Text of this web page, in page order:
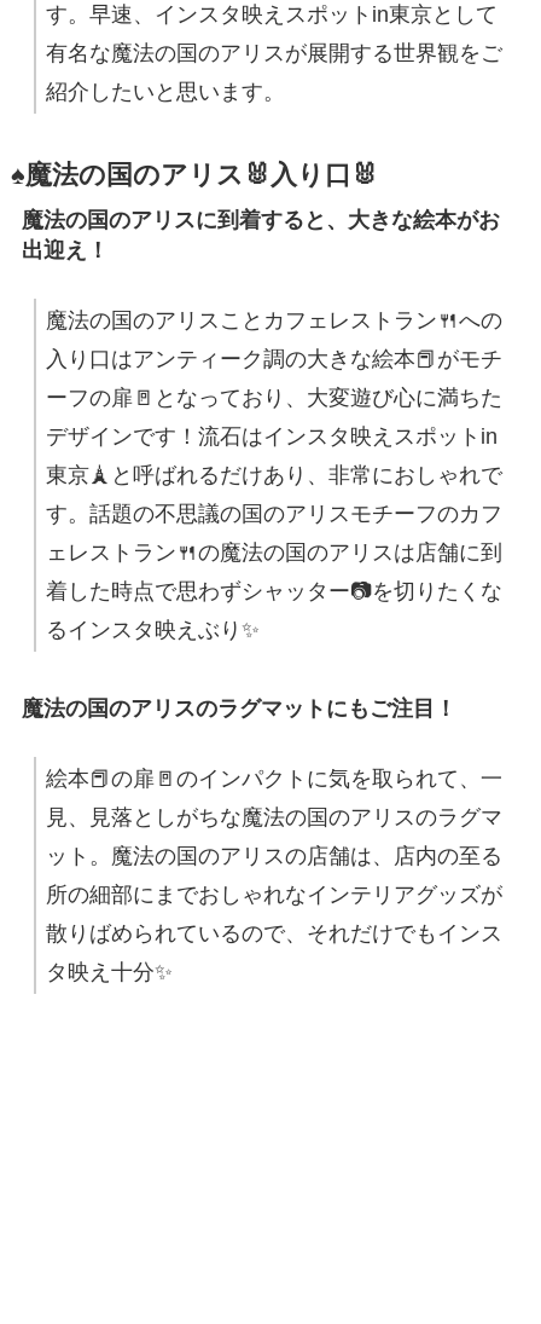
す。早速、インスタ映えスポットin東京として
有名な魔法の国のアリスが展開する世界観をご
紹介したいと思います。
♠魔法の国のアリス🐰入り口🐰
魔法の国のアリスに到着すると、大きな絵本がお
出迎え！
魔法の国のアリスことカフェレストラン🍴への
入り口はアンティーク調の大きな絵本📕がモチ
ーフの扉🚪となっており、大変遊び心に満ちた
デザインです！流石はインスタ映えスポットin
東京🗼と呼ばれるだけあり、非常におしゃれで
す。話題の不思議の国のアリスモチーフのカフ
ェレストラン🍴の魔法の国のアリスは店舗に到
着した時点で思わずシャッター📷を切りたくな
るインスタ映えぶり✨
魔法の国のアリスのラグマットにもご注目！
絵本📕の扉🚪のインパクトに気を取られて、一
見、見落としがちな魔法の国のアリスのラグマ
ット。魔法の国のアリスの店舗は、店内の至る
所の細部にまでおしゃれなインテリアグッズが
散りばめられているので、それだけでもインス
タ映え十分✨